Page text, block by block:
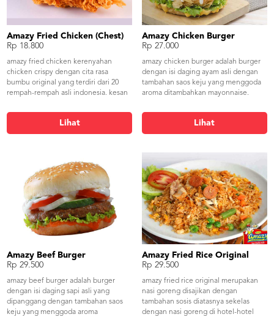
Amazy Fried Chicken (Chest)
Rp 18.800
amazy fried chicken kerenyahan
chicken crispy dengan cita rasa
bumbu original yang terdiri dari 20
rempah-rempah asli indonesia. kesan
crispy ini adalah balutan tepung crispy
yang merekah, renyah dan lembut.
daging ayamnya terlihat putih dan
daging ayamnya yang gurih sampai ke
dalam tulangnya sangat terasa bumbu
originalnya yang gurih. tidak cukup
satu potong untuk menikmati fried
chicken amazy.
Lihat
Amazy Chicken Burger
Rp 27.000
amazy chicken burger adalah burger
dengan isi daging ayam asli dengan
tambahan saos keju yang menggoda
aroma ditambahkan mayonnaise.
dan fresh. sayuran segar seperti
timun, tomat, selada dan bawang
bombay menjadikan menu ini lengkap
Lihat
Amazy Beef Burger
Rp 29.500
amazy beef burger adalah burger
dengan isi daging sapi asli yang
dipanggang dengan tambahan saos
keju yang menggoda aroma
Amazy Fried Rice Original
Rp 29.500
amazy fried rice original merupakan
nasi goreng disajikan dengan
tambahan sosis diatasnya sekelas
dengan nasi goreng di hotel-hotel